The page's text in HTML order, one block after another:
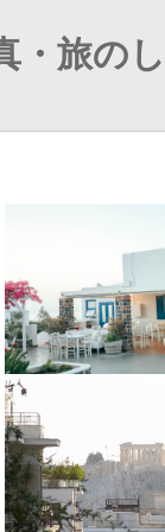
・旅の